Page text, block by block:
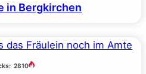
in Bergkirchen
2810